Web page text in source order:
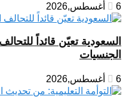
6 أغسطس,2026
السعودية تعيّن قائداً
الجنسيات
6 أغسطس,2026